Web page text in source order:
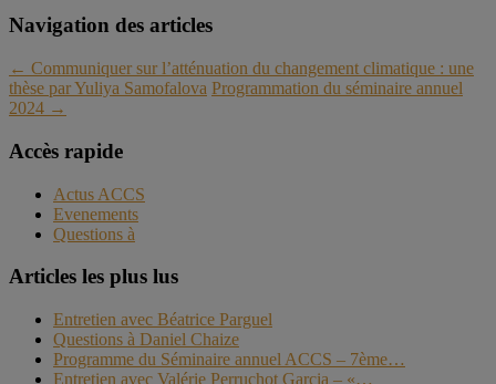
Navigation des articles
← Communiquer sur l’atténuation du changement climatique : une
thèse par Yuliya Samofalova Programmation du séminaire annuel
2024 →
Accès rapide
Actus ACCS
Evenements
Questions à
Articles les plus lus
Entretien avec Béatrice Parguel
Questions à Daniel Chaize
Programme du Séminaire annuel ACCS – 7ème…
Entretien avec Valérie Perruchot Garcia – «…